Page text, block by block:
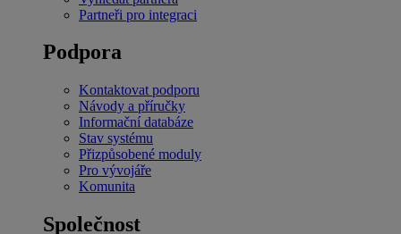
Partneři pro integraci
Podpora
Kontaktovat podporu
Návody a příručky
Informační databáze
Stav systému
Přizpůsobené moduly
Pro vývojáře
Komunita
Společnost